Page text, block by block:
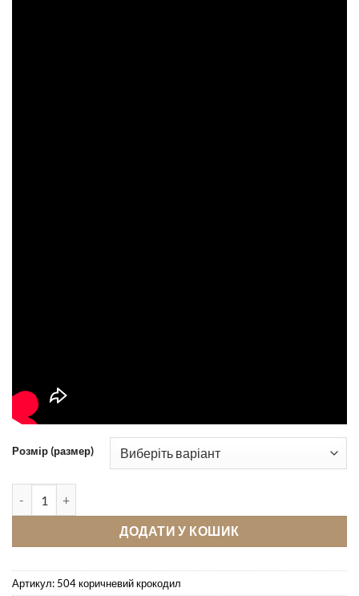
Розмір (размер)
ДОДАТИ У КОШИК
Артикул: 504 коричневий крокодил